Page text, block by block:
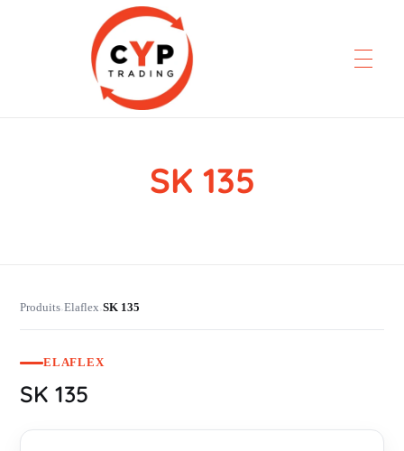
SK 135
Produits›Elaflex›SK 135
ELAFLEX
SK 135